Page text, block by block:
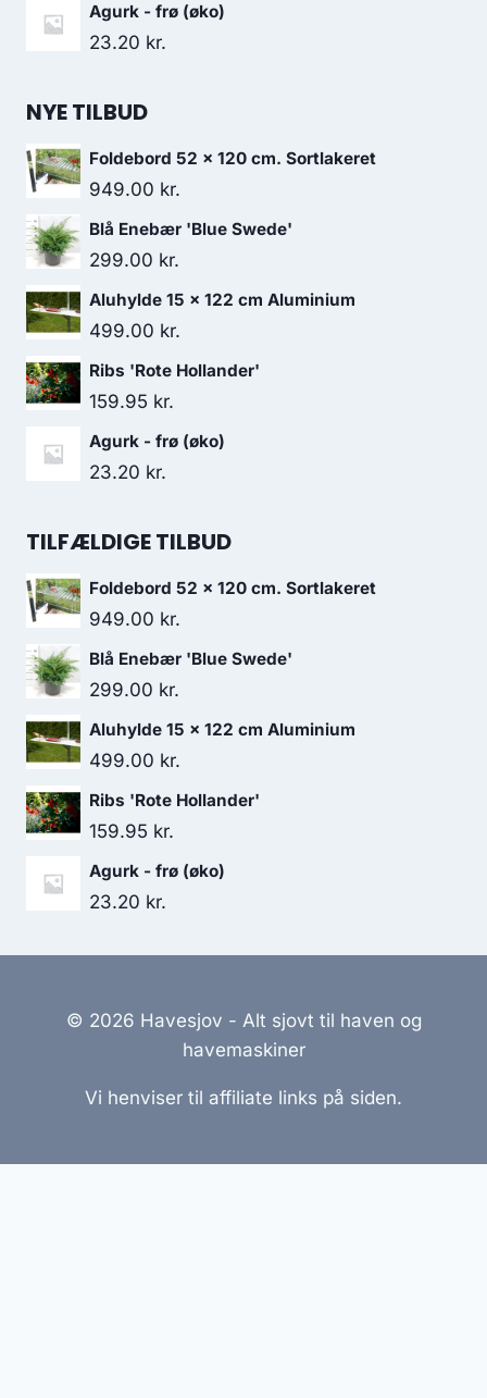
Agurk - frø (øko)
23.20 kr.
NYE TILBUD
Foldebord 52 x 120 cm. Sortlakeret
949.00 kr.
Blå Enebær 'Blue Swede'
299.00 kr.
Aluhylde 15 x 122 cm Aluminium
499.00 kr.
Ribs 'Rote Hollander'
159.95 kr.
Agurk - frø (øko)
23.20 kr.
TILFÆLDIGE TILBUD
Foldebord 52 x 120 cm. Sortlakeret
949.00 kr.
Blå Enebær 'Blue Swede'
299.00 kr.
Aluhylde 15 x 122 cm Aluminium
499.00 kr.
Ribs 'Rote Hollander'
159.95 kr.
Agurk - frø (øko)
23.20 kr.
© 2026 Havesjov - Alt sjovt til haven og
havemaskiner
Vi henviser til affiliate links på siden.